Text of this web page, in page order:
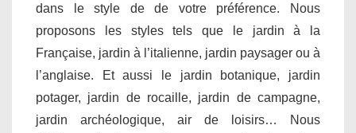
dans le style de de votre préférence. Nous
proposons les styles tels que le jardin à la
Française, jardin à l’italienne, jardin paysager ou à
l’anglaise. Et aussi le jardin botanique, jardin
potager, jardin de rocaille, jardin de campagne,
jardin archéologique, air de loisirs… Nous